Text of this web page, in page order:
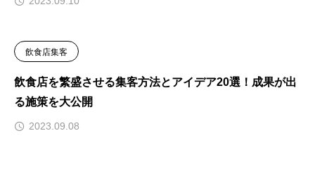
飲食店集客
飲食店を繁盛させる集客方法とアイデア20選！成果が出
る施策を大公開
2023.09.08